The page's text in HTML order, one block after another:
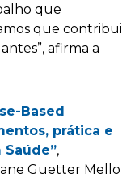
que
que contribui
afirma a
Based
prática e
Saúde”,
Guetter Mello